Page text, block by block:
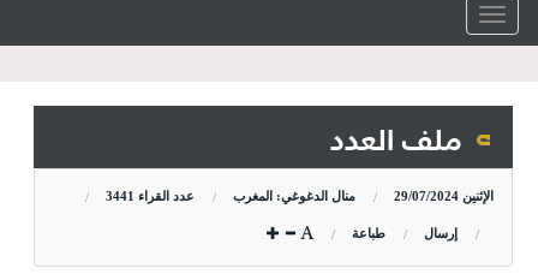
Toggle
navigation
ملف العدد
الإثنين 29/07/2024 منال الدغوغي: المغرب عدد القراء 3441
إرسال طباعة